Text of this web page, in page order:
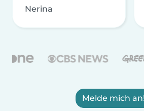
Nerina
Melde mich an!